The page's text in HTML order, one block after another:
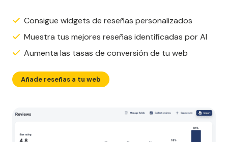
Consigue widgets de reseñas personalizados
Muestra tus mejores reseñas identificadas por AI
Aumenta las tasas de conversión de tu web
Añade reseñas a tu web